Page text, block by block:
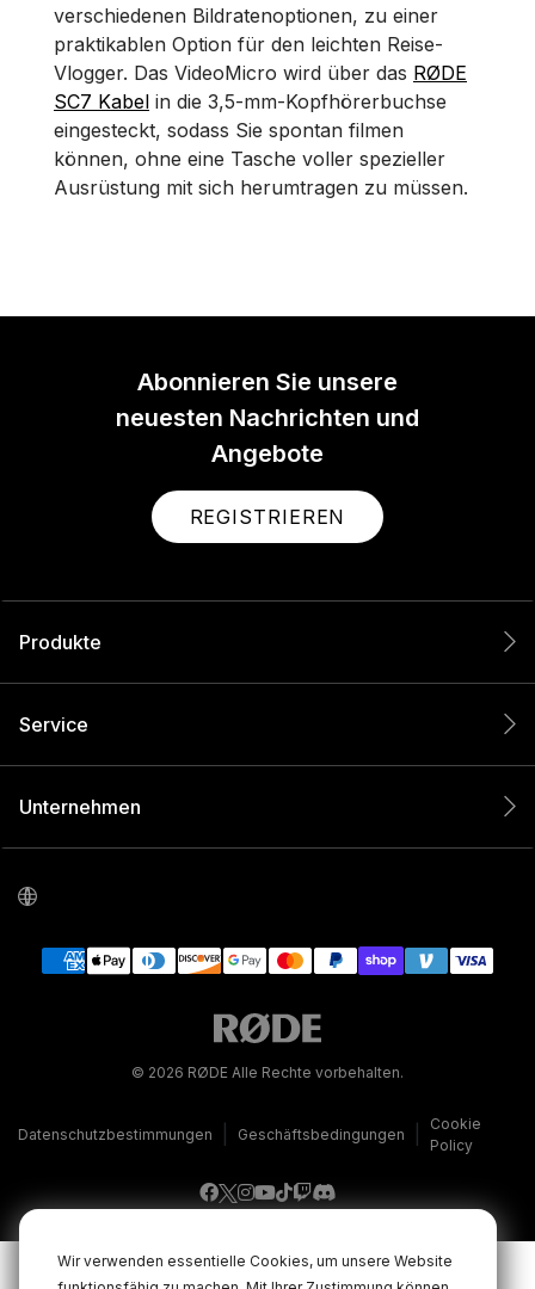
Wir verwenden essentielle Cookies, um unsere Website
verschiedenen Bildratenoptionen, zu einer
praktikablen Option für den leichten Reise-
Vlogger. Das VideoMicro wird über das RØDE
SC7 Kabel in die 3,5-mm-Kopfhörerbuchse
eingesteckt, sodass Sie spontan filmen
können, ohne eine Tasche voller spezieller
Ausrüstung mit sich herumtragen zu müssen.
Abonnieren Sie unsere
neuesten Nachrichten und
Angebote
REGISTRIEREN
Produkte
Service
Unternehmen
© 2026 RØDE Alle Rechte vorbehalten.
Datenschutzbestimmungen Geschäftsbedingungen
Cookie
Policy